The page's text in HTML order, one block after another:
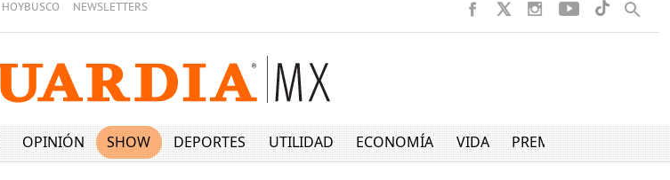
HOYBUSCO NEWSLETTERS
OPINIÓN SHOW DEPORTES UTILIDAD ECONOMÍA VIDA PREMIUM